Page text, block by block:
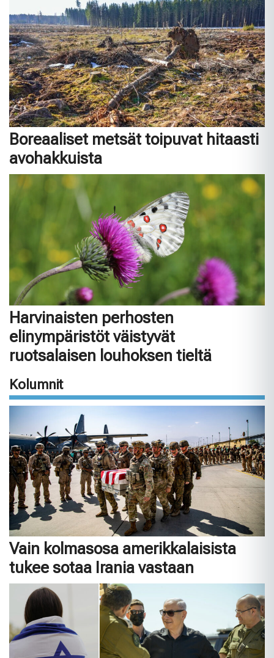
Boreaaliset metsät toipuvat hitaasti
avohakkuista
Harvinaisten perhosten
elinympäristöt väistyvät
ruotsalaisen louhoksen tieltä
Kolumnit
Vain kolmasosa amerikkalaisista
tukee sotaa Irania vastaan